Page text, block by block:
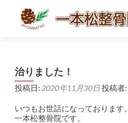
治りました！
投稿日: 2020年11月30日投稿者:
いつもお世話になっております。
一本松整骨院です。